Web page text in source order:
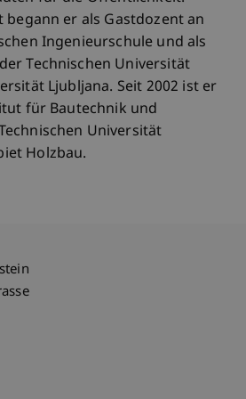
begann er als Gastdozent an
Ingenieurschule und als
Technischen Universität
Ljubljana. Seit 2002 ist er
für Bautechnik und
Universität
Holzbau.